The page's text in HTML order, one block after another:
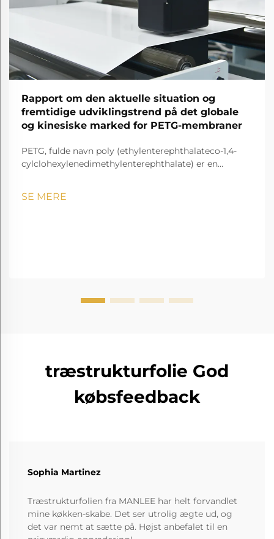
Rapport om den aktuelle situation og
fremtidige udviklingstrend på det globale
og kinesiske marked for PETG-membraner
PETG, fulde navn poly (ethylenterephthalateco-1,4-
cylclohexylenedimethylenterephthalate) er en
SE MERE
træstrukturfolie God
købsfeedback
Sophia Martinez
Træstrukturfolien fra MANLEE har helt forvandlet
mine køkken-skabe. Det ser utrolig ægte ud, og
det var nemt at sætte på. Højst anbefalet til en